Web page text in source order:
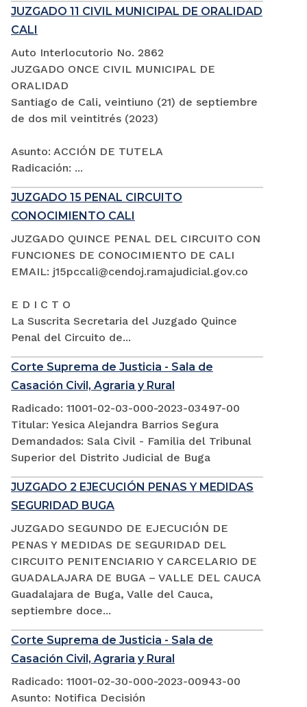
JUZGADO 11 CIVIL MUNICIPAL DE ORALIDAD
CALI
Auto Interlocutorio No. 2862
JUZGADO ONCE CIVIL MUNICIPAL DE
ORALIDAD
Santiago de Cali, veintiuno (21) de septiembre
de dos mil veintitrés (2023)
Asunto: ACCIÓN DE TUTELA
Radicación: ...
JUZGADO 15 PENAL CIRCUITO
CONOCIMIENTO CALI
JUZGADO QUINCE PENAL DEL CIRCUITO CON
FUNCIONES DE CONOCIMIENTO DE CALI
EMAIL: j15pccali@cendoj.ramajudicial.gov.co
E D I C T O
La Suscrita Secretaria del Juzgado Quince
Penal del Circuito de...
Corte Suprema de Justicia - Sala de
Casación Civil, Agraria y Rural
Radicado: 11001-02-03-000-2023-03497-00
Titular: Yesica Alejandra Barrios Segura
Demandados: Sala Civil - Familia del Tribunal
Superior del Distrito Judicial de Buga
JUZGADO 2 EJECUCIÓN PENAS Y MEDIDAS
SEGURIDAD BUGA
JUZGADO SEGUNDO DE EJECUCIÓN DE
PENAS Y MEDIDAS DE SEGURIDAD DEL
CIRCUITO PENITENCIARIO Y CARCELARIO DE
GUADALAJARA DE BUGA – VALLE DEL CAUCA
Guadalajara de Buga, Valle del Cauca,
septiembre doce...
Corte Suprema de Justicia - Sala de
Casación Civil, Agraria y Rural
Radicado: 11001-02-30-000-2023-00943-00
Asunto: Notifica Decisión